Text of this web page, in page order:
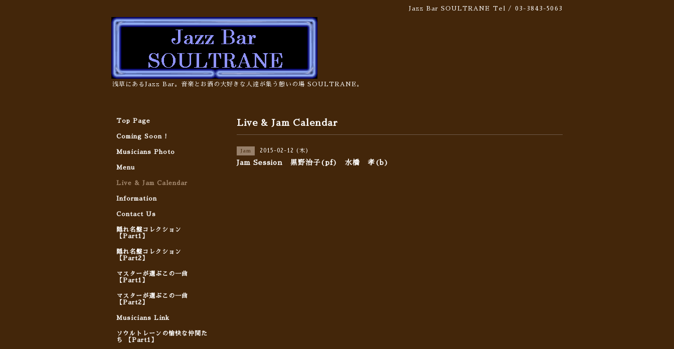
Jazz Bar SOULTRANE Tel / 03-3843-5063
浅草にあるJazz Bar。音楽とお酒の大好きな人達が集う憩いの場 SOULTRANE。
Live & Jam Calendar
Jam 2015-02-12 (木)
Jam Session 黒野治子(pf) 水橋 孝(b)
Top Page
Coming Soon !
Musicians Photo
Menu
Live & Jam Calendar
Information
Contact Us
隠れ名盤コレクション
【Part1】
隠れ名盤コレクション
【Part2】
マスターが選ぶこの一曲
【Part1】
マスターが選ぶこの一曲
【Part2】
Musicians Link
ソウルトレーンの愉快な仲間た
ち 【Part1】